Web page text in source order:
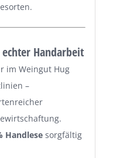
Handarbeit
im Weingut Hug
–
Handlesesorgfältig